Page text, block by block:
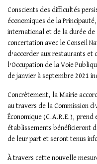
Conscients des difficultés
économiques de la
international et de la durée de
concertation avec le Conseil
d’accorder aux restaurants et
l’Occupation de la Voie
de janvier à septembre 2021
Concrètement, la Mairie
au travers de la Commission
Économique (C.A.R.E.), prend
établissements bénéficieront
de leur part et seront tenus
À travers cette nouvelle